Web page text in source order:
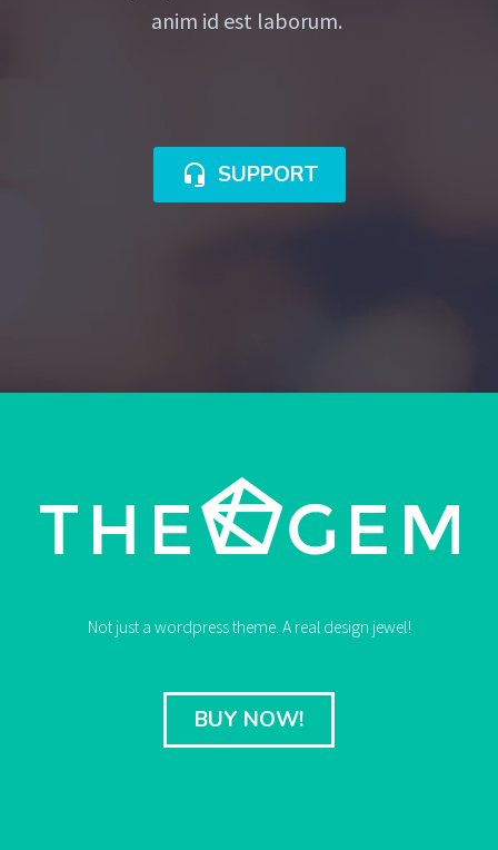
anim id est laborum.
 SUPPORT
Not just a wordpress theme. A real design jewel!
BUY NOW!